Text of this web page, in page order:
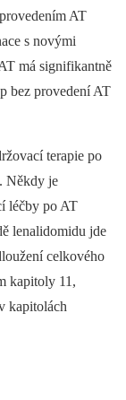
AT
s novými
má signifikantně
bez provedení AT
terapie po
Někdy je
léčby po AT
lenalidomidu jde
celkového
kapitoly 11,
kapitolách